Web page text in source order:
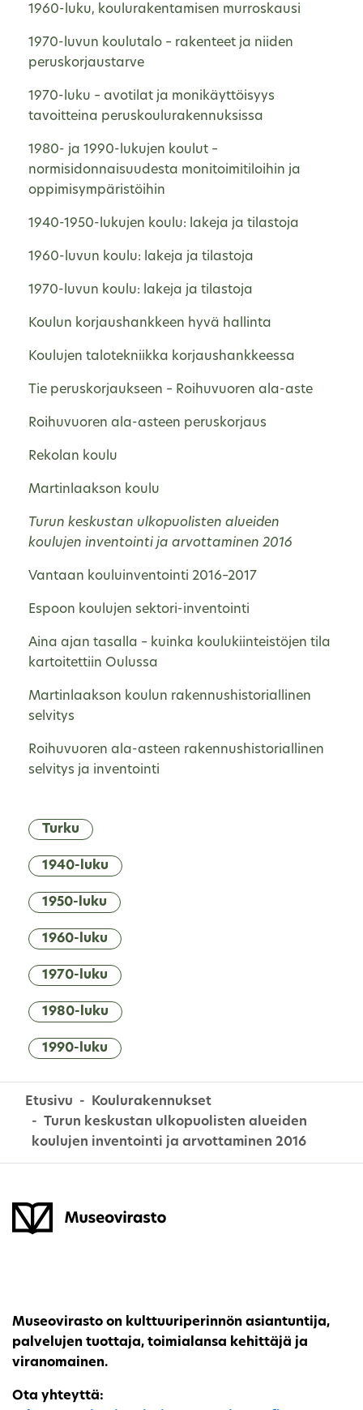
1960-luku, koulurakentamisen murroskausi
1970-luvun koulutalo – rakenteet ja niiden
peruskorjaustarve
1970-luku – avotilat ja monikäyttöisyys
tavoitteina peruskoulurakennuksissa
1980- ja 1990-lukujen koulut –
normisidonnaisuudesta monitoimitiloihin ja
oppimisympäristöihin
1940-1950-lukujen koulu: lakeja ja tilastoja
1960-luvun koulu: lakeja ja tilastoja
1970-luvun koulu: lakeja ja tilastoja
Koulun korjaushankkeen hyvä hallinta
Koulujen talotekniikka korjaushankkeessa
Tie peruskorjaukseen – Roihuvuoren ala-aste
Roihuvuoren ala-asteen peruskorjaus
Rekolan koulu
Martinlaakson koulu
Turun keskustan ulkopuolisten alueiden
koulujen inventointi ja arvottaminen 2016
Vantaan kouluinventointi 2016–2017
Espoon koulujen sektori-inventointi
Aina ajan tasalla – kuinka koulukiinteistöjen tila
kartoitettiin Oulussa
Martinlaakson koulun rakennushistoriallinen
selvitys
Roihuvuoren ala-asteen rakennushistoriallinen
selvitys ja inventointi
Turku
1940-luku
1950-luku
1960-luku
1970-luku
1980-luku
1990-luku
Etusivu
Koulurakennukset
Turun keskustan ulkopuolisten alueiden
koulujen inventointi ja arvottaminen 2016
Museovirasto on kulttuuriperinnön asiantuntija,
palvelujen tuottaja, toimialansa kehittäjä ja
viranomainen.
Ota yhteyttä: